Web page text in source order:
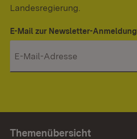
Landesregierung.
E-Mail zur Newsletter-Anmeldung
Themenübersicht